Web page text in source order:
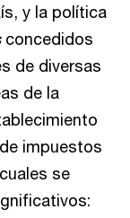
y la política
concedidos
de diversas
de la
impuestos
se